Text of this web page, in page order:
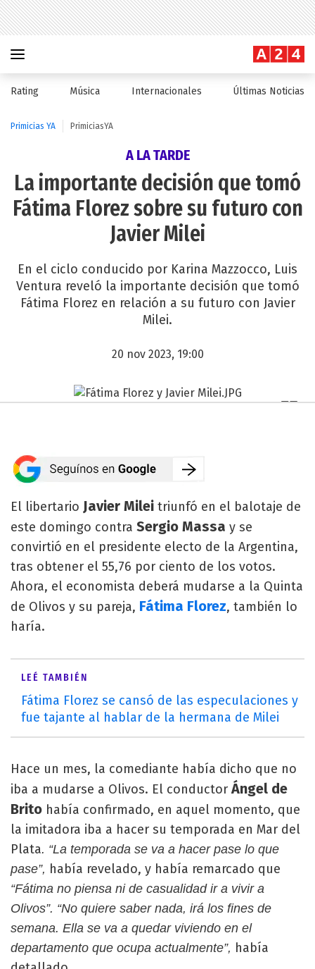
Rating Música Internacionales Últimas Noticias
Primicias YA PrimiciasYA
A LA TARDE
La importante decisión que tomó
Fátima Florez sobre su futuro con
Javier Milei
En el ciclo conducido por Karina Mazzocco, Luis
Ventura reveló la importante decisión que tomó
Fátima Florez en relación a su futuro con Javier
Milei.
20 nov 2023, 19:00
El libertario Javier Milei triunfó en el balotaje de
este domingo contra Sergio Massa y se
convirtió en el presidente electo de la Argentina,
tras obtener el 55,76 por ciento de los votos.
Ahora, el economista deberá mudarse a la Quinta
de Olivos y su pareja, Fátima Florez, también lo
haría.
LEÉ TAMBIÉN
Fátima Florez se cansó de las especulaciones y
fue tajante al hablar de la hermana de Milei
Hace un mes, la comediante había dicho que no
iba a mudarse a Olivos. El conductor Ángel de
Brito había confirmado, en aquel momento, que
la imitadora iba a hacer su temporada en Mar del
Plata. “La temporada se va a hacer pase lo que
pase”, había revelado, y había remarcado que
“Fátima no piensa ni de casualidad ir a vivir a
Olivos”. “No quiere saber nada, irá los fines de
semana. Ella se va a quedar viviendo en el
departamento que ocupa actualmente”, había